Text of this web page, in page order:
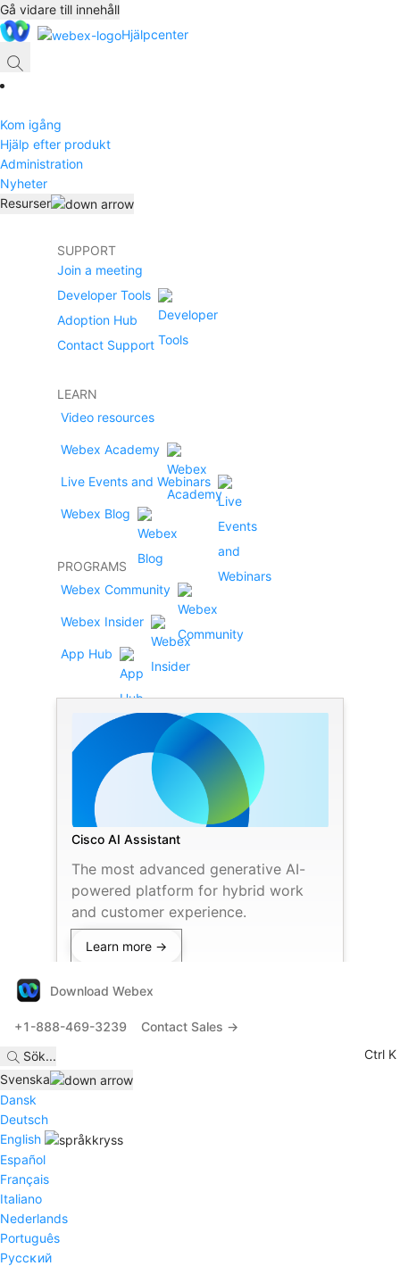
Gå vidare till innehåll
Hjälpcenter
Kom igång
Hjälp efter produkt
Administration
Nyheter
Resurser
SUPPORT
Join a meeting
Developer Tools
Adoption Hub
Contact Support
LEARN
Video resources
Webex Academy
Live Events and Webinars
Webex Blog
PROGRAMS
Webex Community
Webex Insider
App Hub
Cisco AI Assistant
The most advanced generative AI-
powered platform for hybrid work
and customer experience.
Learn more →
Download Webex
+1-888-469-3239
Contact Sales →
Sök...
Ctrl K
Svenska
Dansk
Deutsch
English
Español
Français
Italiano
Nederlands
Português
Pyccĸий